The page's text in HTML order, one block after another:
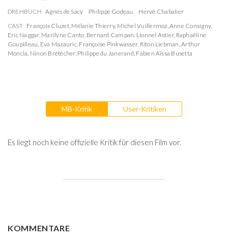
DREHBUCH Agnès de Sacy Philippe Godeau
Hervé Chabalier
CAST François Cluzet, Mélanie Thierry, Michel Vuillermoz,Anne Consigny,
Eric Naggar, Marilyne Canto, Bernard Campan, Lionnel Astier, Raphaëline
Goupilleau, Eva Mazauric, Françoise Pinkwasser, Riton Liebman,Arthur
Moncla, Ninon Brétécher, Philippe du Janerand, Fabien Aïssa Busetta
MB-Kritik User-Kritiken
Es liegt noch keine offizielle Kritik für diesen Film vor.
KOMMENTARE